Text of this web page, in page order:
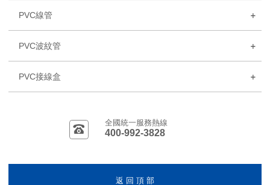
PVC線管
PVC波紋管
PVC接線盒
全國統一服務熱線
400-992-3828
返 回 頂 部